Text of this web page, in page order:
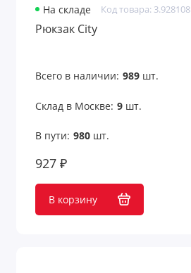
На складе Код товара: 3.928108
Рюкзак City
Всего в наличии: 989шт.
Склад в Москве: 9шт.
В пути: 980шт.
927 ₽
В корзину